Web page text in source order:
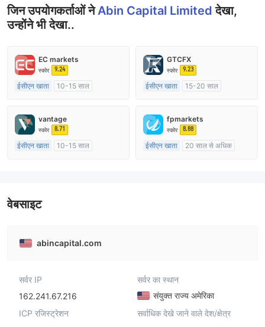
जिन उपयोगकर्ताओं नेAbin Capital Limitedदेखा,
उन्होंने भी देखा..
EC markets
स्कोर 9.24
ईसीएन खाता
10-15 साल
मार्केट मेकिंग (एमएम)
मुख्य-लेबल MT4
GTCFX
स्कोर 9.23
ईसीएन खाता
15-20 साल
मार्केट मेकिंग (एमएम)
मुख्य-लेबल MT4
vantage
स्कोर 8.71
ईसीएन खाता
10-15 साल
fpmarkets
स्कोर 8.88
ईसीएन खाता
20 साल से अधिक
वेबसाइट
abincapital.com
सर्वर IP
162.241.67.216
सर्वर का स्थान
संयुक्त राज्य अमेरिका
ICP रजिस्ट्रेशन
सर्वाधिक देखे जाने वाले देश/क्षेत्र